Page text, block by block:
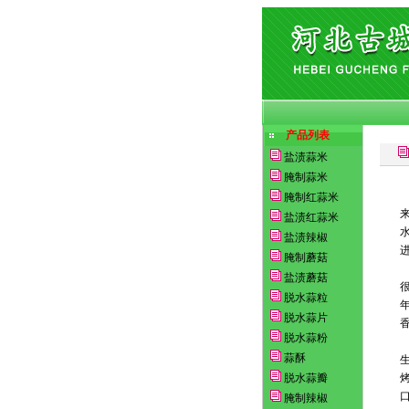
产品列表
盐渍蒜米
腌制蒜米
腌制红蒜米
盐渍红蒜米
盐渍辣椒
腌制蘑菇
盐渍蘑菇
脱水蒜粒
脱水蒜片
脱水蒜粉
蒜酥
脱水蒜瓣
腌制辣椒